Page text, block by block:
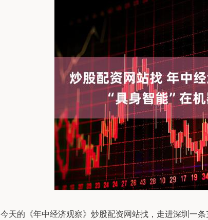
今天的《年中经济观察》炒股配资网站找，走进深圳一